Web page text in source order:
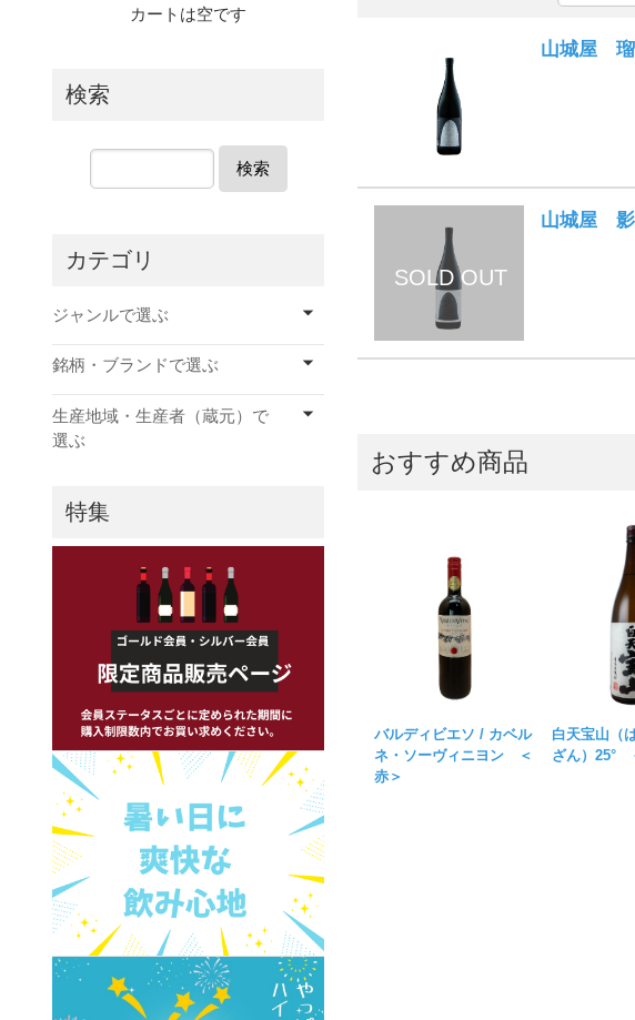
山城屋
山城屋
おすすめ商品
バルディビエソ / カベル
ネ・ソーヴィニヨン ＜
赤＞
白天宝山（
ざん）25°
カートは空です
検索
検索
カテゴリ
ジャンルで選ぶ
銘柄・ブランドで選ぶ
生産地域・生産者（蔵元）で
選ぶ
特集